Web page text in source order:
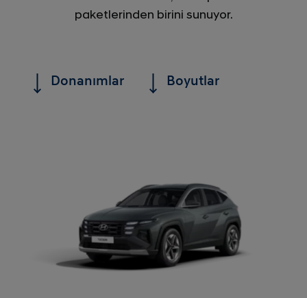
paketlerinden birini sunuyor.​
Donanımlar Boyutlar